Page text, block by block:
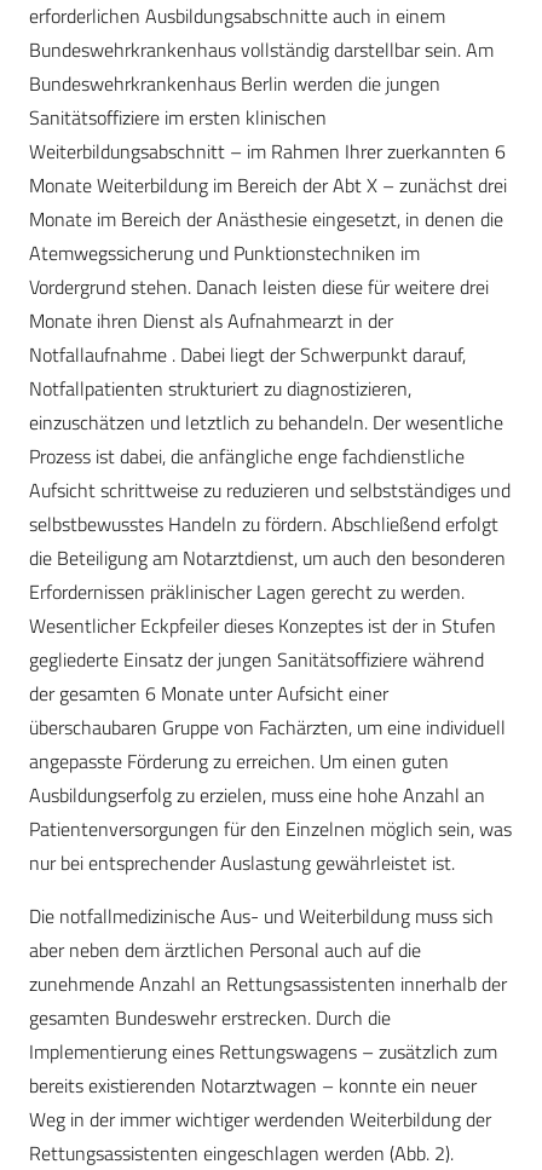
erforderlichen Ausbildungsabschnitte auch in einem
Bundeswehrkrankenhaus vollständig darstellbar sein. Am
Bundeswehrkrankenhaus Berlin werden die jungen
Sanitätsoffiziere im ersten klinischen
Weiterbildungsabschnitt – im Rahmen Ihrer zuerkannten 6
Monate Weiterbildung im Bereich der Abt X – zunächst drei
Monate im Bereich der Anästhesie eingesetzt, in denen die
Atemwegssicherung und Punktionstechniken im
Vordergrund stehen. Danach leisten diese für weitere drei
Monate ihren Dienst als Aufnahmearzt in der
Notfallaufnahme . Dabei liegt der Schwerpunkt darauf,
Notfallpatienten strukturiert zu diagnostizieren,
einzuschätzen und letztlich zu behandeln. Der wesentliche
Prozess ist dabei, die anfängliche enge fachdienstliche
Aufsicht schrittweise zu reduzieren und selbstständiges und
selbstbewusstes Handeln zu fördern. Abschließend erfolgt
die Beteiligung am Notarztdienst, um auch den besonderen
Erfordernissen präklinischer Lagen gerecht zu werden.
Wesentlicher Eckpfeiler dieses Konzeptes ist der in Stufen
gegliederte Einsatz der jungen Sanitätsoffiziere während
der gesamten 6 Monate unter Aufsicht einer
überschaubaren Gruppe von Fachärzten, um eine individuell
angepasste Förderung zu erreichen. Um einen guten
Ausbildungserfolg zu erzielen, muss eine hohe Anzahl an
Patientenversorgungen für den Einzelnen möglich sein, was
nur bei entsprechender Auslastung gewährleistet ist.
Die notfallmedizinische Aus- und Weiterbildung muss sich
aber neben dem ärztlichen Personal auch auf die
zunehmende Anzahl an Rettungsassistenten innerhalb der
gesamten Bundeswehr erstrecken. Durch die
Implementierung eines Rettungswagens – zusätzlich zum
bereits existierenden Notarztwagen – konnte ein neuer
Weg in der immer wichtiger werdenden Weiterbildung der
Rettungsassistenten eingeschlagen werden (Abb. 2).